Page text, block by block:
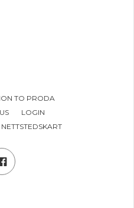
TO PRODA
LOGIN
NETTSTEDSKART